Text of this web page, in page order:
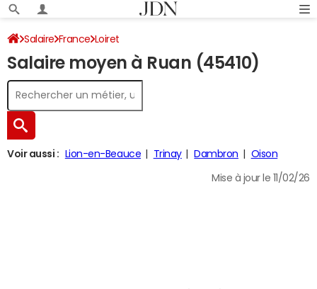
Salaire France Loiret
Salaire moyen à Ruan (45410)
Voir aussi : Lion-en-Beauce Trinay Dambron Oison
Mise à jour le 11/02/26